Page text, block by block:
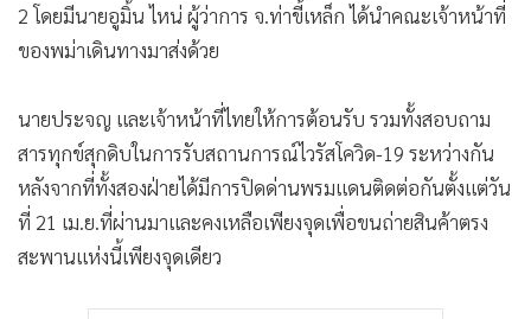
• Gotomanager
2 โดยมีนายอูมิ้น ไหน่ ผู้ว่าการ จ.ท่าขี้เหล็ก ได้นำคณะเจ้าหน้าที่
ของพม่าเดินทางมาส่งด้วย
นายประจญ และเจ้าหน้าที่ไทยให้การต้อนรับ รวมทั้งสอบถาม
สารทุกข์สุกดิบในการรับสถานการณ์ไวรัสโควิด-19 ระหว่างกัน
หลังจากที่ทั้งสองฝ่ายได้มีการปิดด่านพรมแดนติดต่อกันตั้งแต่วัน
ที่ 21 เม.ย.ที่ผ่านมาและคงเหลือเพียงจุดเพื่อขนถ่ายสินค้าตรง
สะพานแห่งนี้เพียงจุดเดียว